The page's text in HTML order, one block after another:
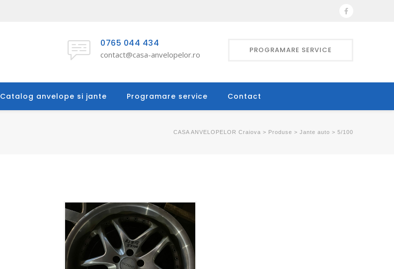
PROGRAMARE SERVICE
0765 044 434
contact@casa-anvelopelor.ro
Catalog anvelope si jante Programare service Contact
CASA ANVELOPELOR Craiova > Produse > Jante auto > 5/100